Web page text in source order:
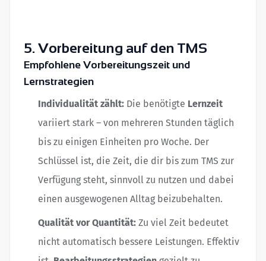
5. Vorbereitung auf den TMS
Empfohlene Vorbereitungszeit und
Lernstrategien
Individualität zählt: Die benötigte Lernzeit
variiert stark – von mehreren Stunden täglich
bis zu einigen Einheiten pro Woche. Der
Schlüssel ist, die Zeit, die dir bis zum TMS zur
Verfügung steht, sinnvoll zu nutzen und dabei
einen ausgewogenen Alltag beizubehalten.
Qualität vor Quantität: Zu viel Zeit bedeutet
nicht automatisch bessere Leistungen. Effektiv